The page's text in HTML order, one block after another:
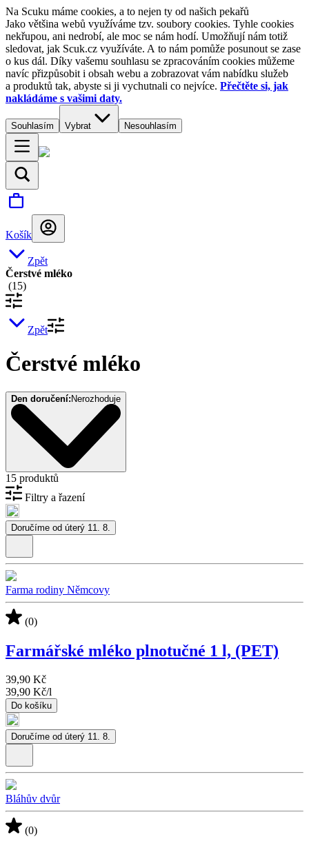
Na Scuku máme cookies, a to nejen ty od našich pekařů
Jako většina webů využíváme tzv. soubory cookies. Tyhle cookies
nekřupou, ani nedrobí, ale moc se nám hodí. Umožňují nám totiž
sledovat, jak Scuk.cz využíváte. A to nám pomůže posunout se zase
o kus dál. Díky vašemu souhlasu se zpracováním cookies můžeme
navíc přizpůsobit i obsah webu a zobrazovat vám nabídku služeb
a produktů tak, abyste si ji vychutnali co nejvíce. Přečtěte si, jak
nakládáme s vašimi daty.
Souhlasím Vybrat Nesouhlasím
Košík
Zpět
Čerstvé mléko
(15)
Zpět
Čerstvé mléko
Den doručení: Nerozhoduje
15 produktů
Filtry a řazení
Doručíme od úterý 11. 8.
Farma rodiny Němcovy
(0)
Farmářské mléko plnotučné 1 l, (PET)
39,90 Kč
39,90 Kč/l
Do košíku
Doručíme od úterý 11. 8.
Bláhův dvůr
(0)